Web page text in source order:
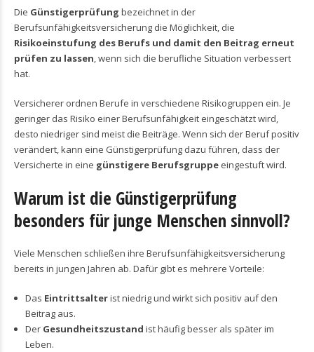
Die Günstigerprüfung bezeichnet in der
Berufsunfähigkeitsversicherung die Möglichkeit, die
Risikoeinstufung des Berufs und damit den Beitrag erneut
prüfen zu lassen, wenn sich die berufliche Situation verbessert
hat.
Versicherer ordnen Berufe in verschiedene Risikogruppen ein. Je
geringer das Risiko einer Berufsunfähigkeit eingeschätzt wird,
desto niedriger sind meist die Beiträge. Wenn sich der Beruf positiv
verändert, kann eine Günstigerprüfung dazu führen, dass der
Versicherte in eine günstigere Berufsgruppe eingestuft wird.
Warum ist die Günstigerprüfung
besonders für junge Menschen sinnvoll?
Viele Menschen schließen ihre Berufsunfähigkeitsversicherung
bereits in jungen Jahren ab. Dafür gibt es mehrere Vorteile:
Das Eintrittsalterist niedrig und wirkt sich positiv auf den
Beitrag aus.
Der Gesundheitszustand ist häufig besser als später im
Leben.